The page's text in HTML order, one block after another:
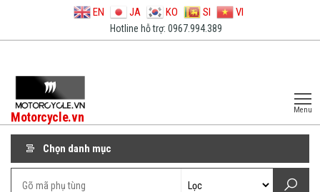
EN JA KO SI VI
Hotline hỗ trợ: 0967.994.389
Motorcycle.vn Menu
Chọn danh mục